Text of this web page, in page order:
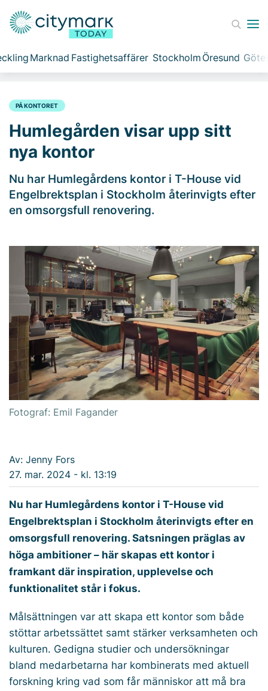
Marknad Fastighetsaffärer Stockholm Öresund
PÅ KONTORET
Humlegården visar upp sitt
nya kontor
Nu har Humlegårdens kontor i T-House vid
Engelbrektsplan i Stockholm återinvigts efter
en omsorgsfull renovering.
Fotograf: Emil Fagander
Av: Jenny Fors
27. mar. 2024 - kl. 13:19
Nu har Humlegårdens kontor i T-House vid
Engelbrektsplan i Stockholm återinvigts efter en
omsorgsfull renovering. Satsningen präglas av
höga ambitioner – här skapas ett kontor i
framkant där inspiration, upplevelse och
funktionalitet står i fokus.
Målsättningen var att skapa ett kontor som både
stöttar arbetssättet samt stärker verksamheten och
kulturen. Gedigna studier och undersökningar
bland medarbetarna har kombinerats med aktuell
forskning kring vad som får människor att må bra